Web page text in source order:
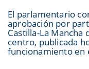
El parlamentario
aprobación por
Castilla-La Mancha
centro, publicada
funcionamiento en